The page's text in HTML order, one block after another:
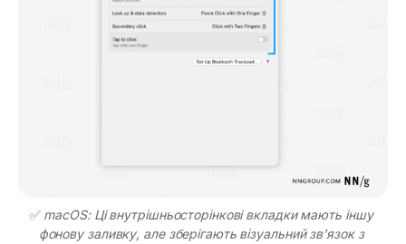
✅ macOS: Ці внутрішньосторінкові вкладки мають іншу
фонову заливку, але зберігають візуальний зв'язок з